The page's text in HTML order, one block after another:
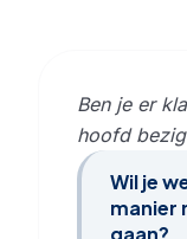
Ben je er
hoofd
Wil je
manier
gaan?